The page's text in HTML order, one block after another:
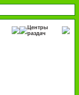
Центры
раздач